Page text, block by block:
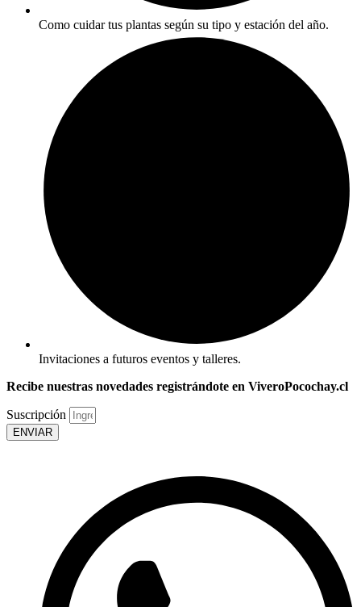
Como cuidar tus plantas según su tipo y estación del año.
Invitaciones a futuros eventos y talleres.
Recibe nuestras novedades registrándote en ViveroPocochay.cl
Suscripción
ENVIAR